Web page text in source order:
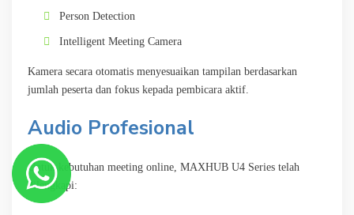
Person Detection
Intelligent Meeting Camera
Kamera secara otomatis menyesuaikan tampilan berdasarkan
jumlah peserta dan fokus kepada pembicara aktif.
Audio Profesional
Untuk kebutuhan meeting online, MAXHUB U4 Series telah
dilengkapi: